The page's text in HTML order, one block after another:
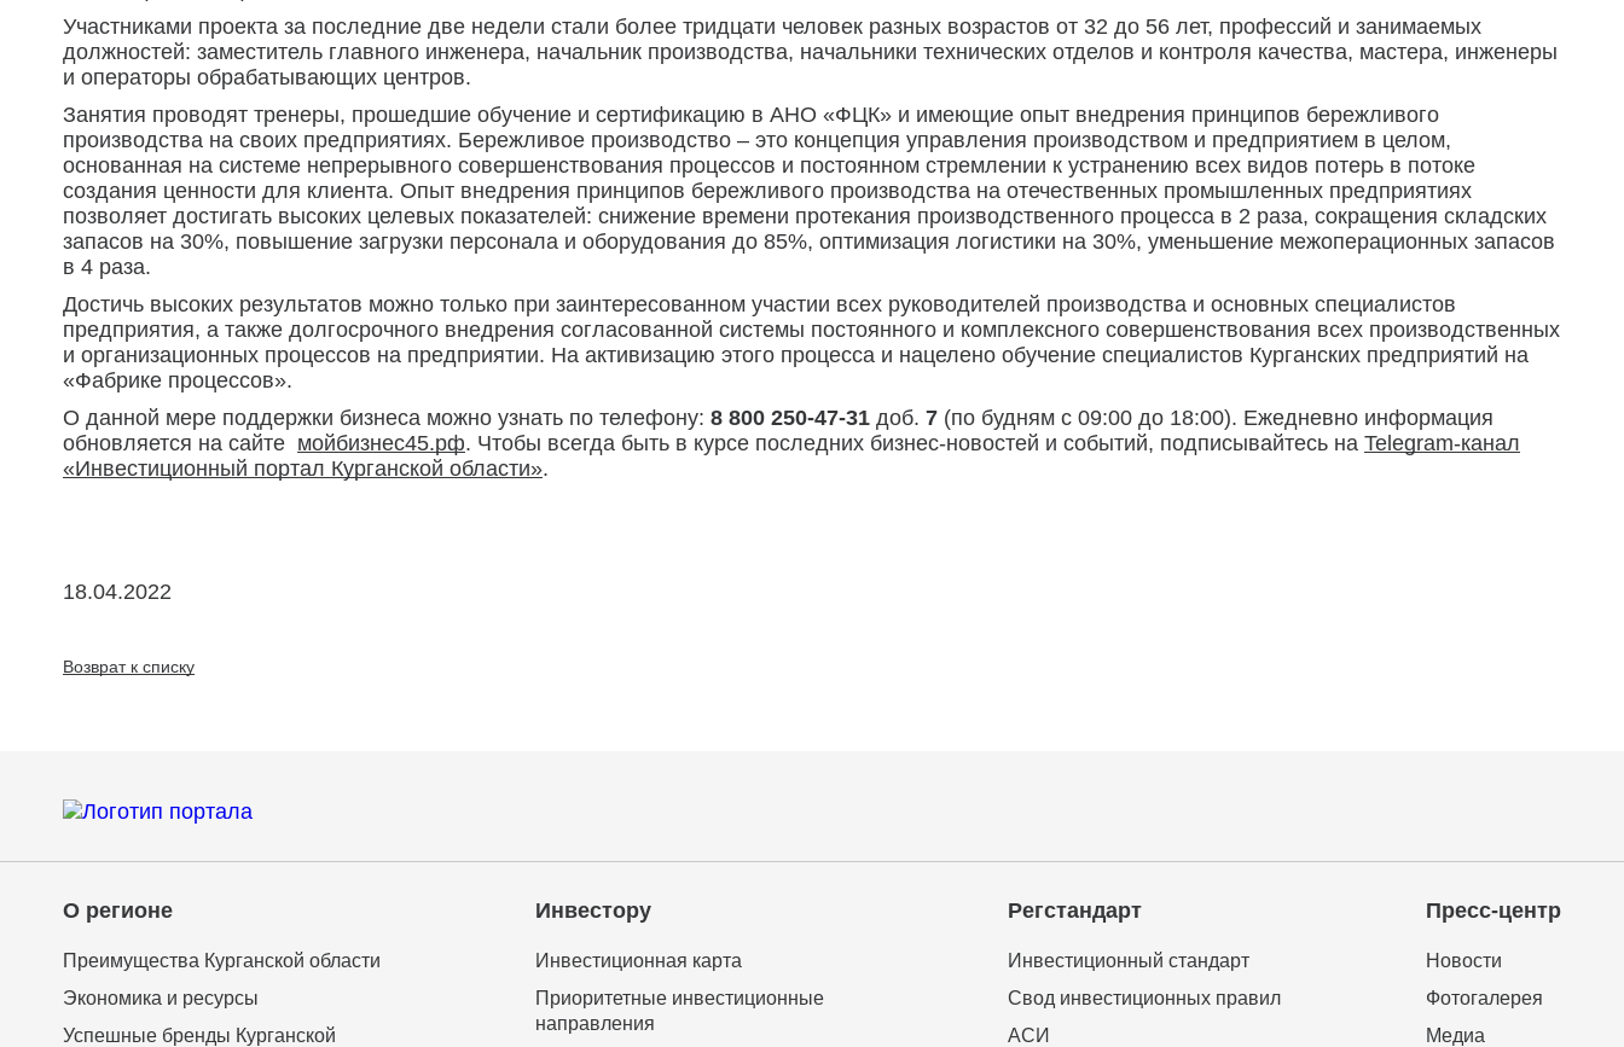
Участниками проекта за последние две недели стали более тридцати человек разных возрастов от 32 до 56 лет, профессий и занимаемых
должностей: заместитель главного инженера, начальник производства, начальники технических отделов и контроля качества, мастера, инженеры
и операторы обрабатывающих центров.
Занятия проводят тренеры, прошедшие обучение и сертификацию в АНО «ФЦК» и имеющие опыт внедрения принципов бережливого
производства на своих предприятиях. Бережливое производство – это концепция управления производством и предприятием в целом,
основанная на системе непрерывного совершенствования процессов и постоянном стремлении к устранению всех видов потерь в потоке
создания ценности для клиента. Опыт внедрения принципов бережливого производства на отечественных промышленных предприятиях
позволяет достигать высоких целевых показателей: снижение времени протекания производственного процесса в 2 раза, сокращения складских
запасов на 30%, повышение загрузки персонала и оборудования до 85%, оптимизация логистики на 30%, уменьшение межоперационных запасов
в 4 раза.
Достичь высоких результатов можно только при заинтересованном участии всех руководителей производства и основных специалистов
предприятия, а также долгосрочного внедрения согласованной системы постоянного и комплексного совершенствования всех производственных
и организационных процессов на предприятии. На активизацию этого процесса и нацелено обучение специалистов Курганских предприятий на
«Фабрике процессов».
О данной мере поддержки бизнеса можно узнать по телефону: 8 800 250-47-31 доб. 7 (по будням с 09:00 до 18:00). Ежедневно информация
обновляется на сайте мойбизнес45.рф. Чтобы всегда быть в курсе последних бизнес-новостей и событий, подписывайтесь на Telegram-канал
«Инвестиционный портал Курганской области».
18.04.2022
Возврат к списку
О регионе
Преимущества Курганской области
Экономика и ресурсы
Успешные бренды Курганской
Инвестору
Инвестиционная карта
Приоритетные инвестиционные
направления
Регстандарт
Инвестиционный стандарт
Свод инвестиционных правил
АСИ
Пресс-центр
Новости
Фотогалерея
Медиа